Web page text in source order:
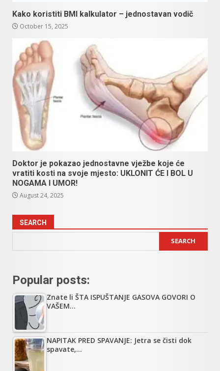
Kako koristiti BMI kalkulator – jednostavan vodič
October 15, 2025
Doktor je pokazao jednostavne vježbe koje će
vratiti kosti na svoje mjesto: UKLONIT ĆE I BOL U
NOGAMA I UMOR!
August 24, 2025
SEARCH
SEARCH
Popular posts:
Znate li ŠTA ISPUŠTANJE GASOVA GOVORI O
VAŠEM…
NAPITAK PRED SPAVANJE: Jetra se čisti dok
spavate,…